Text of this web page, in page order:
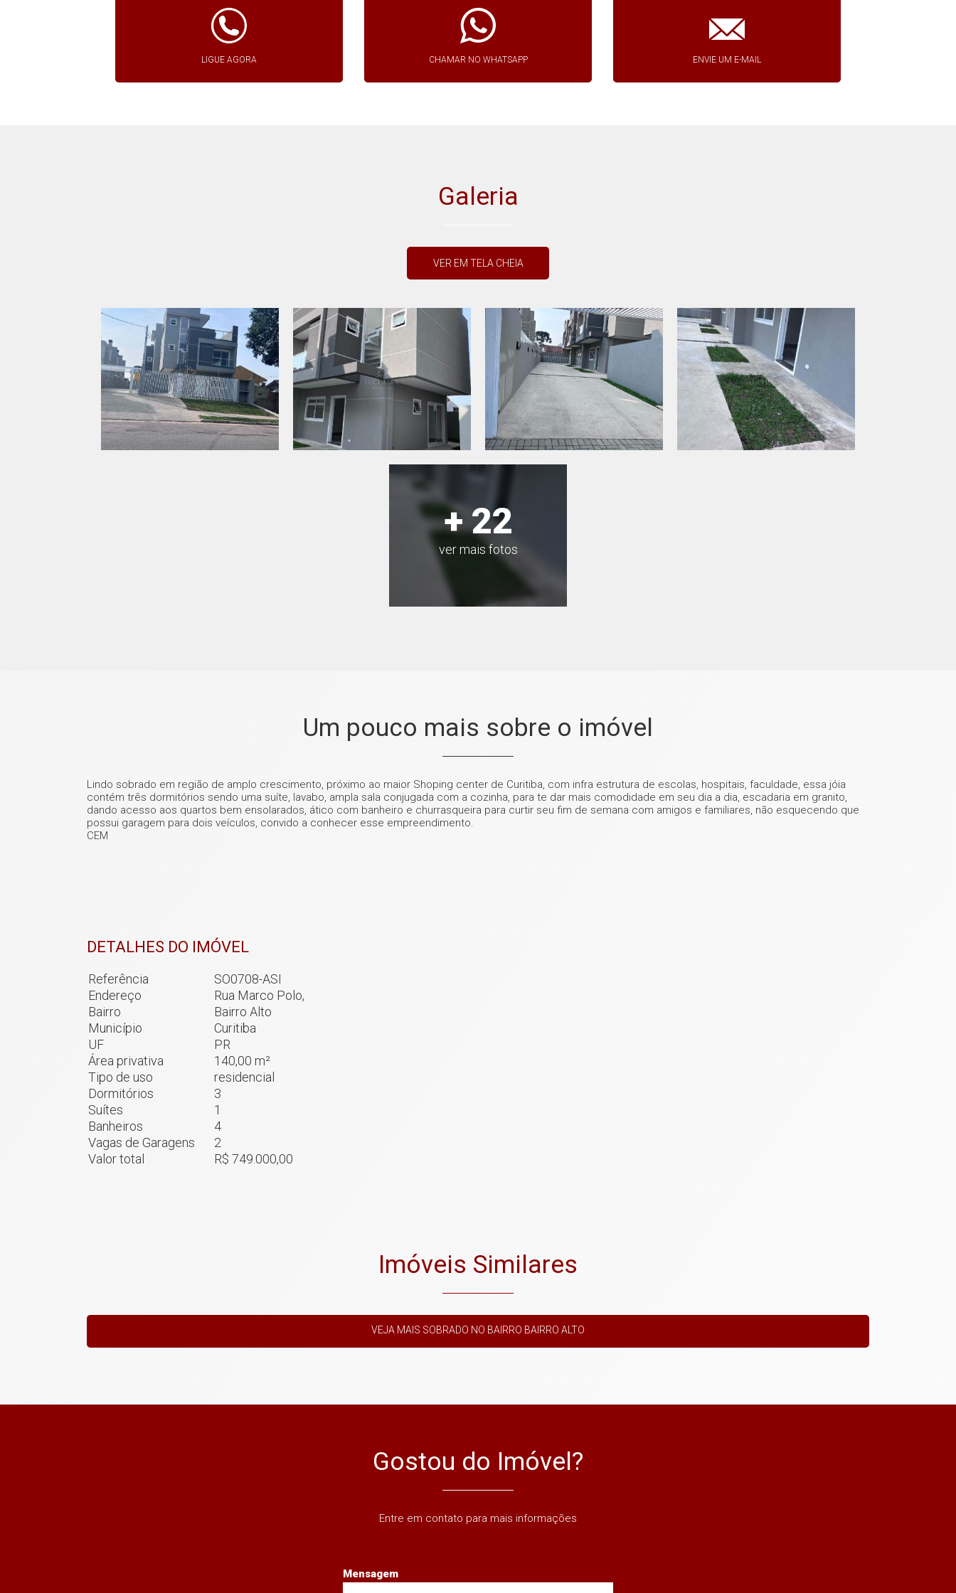
LIGUE AGORA CHAMAR NO WHATSAPP ENVIE UM E-MAIL
Galeria
VER EM TELA CHEIA
+ 22
ver mais fotos
Um pouco mais sobre o imóvel
Lindo sobrado em região de amplo crescimento, próximo ao maior Shoping center de Curitiba, com infra estrutura de escolas, hospitais, faculdade, essa jóia
contém três dormitórios sendo uma suíte, lavabo, ampla sala conjugada com a cozinha, para te dar mais comodidade em seu dia a dia, escadaria em granito,
dando acesso aos quartos bem ensolarados, ático com banheiro e churrasqueira para curtir seu fim de semana com amigos e familiares, não esquecendo que
possui garagem para dois veículos, convido a conhecer esse empreendimento.
CEM
DETALHES DO IMÓVEL
Referência
SO0708-ASI
Endereço
Rua Marco Polo,
Bairro
Bairro Alto
Município
Curitiba
UF
PR
Área privativa
140,00 m²
Tipo de uso
residencial
Dormitórios
3
Suítes
1
Banheiros
4
Vagas de Garagens
2
Valor total
R$ 749.000,00
Imóveis Similares
VEJA MAIS SOBRADO NO BAIRRO BAIRRO ALTO
Gostou do Imóvel?
Entre em contato para mais informações
Mensagem